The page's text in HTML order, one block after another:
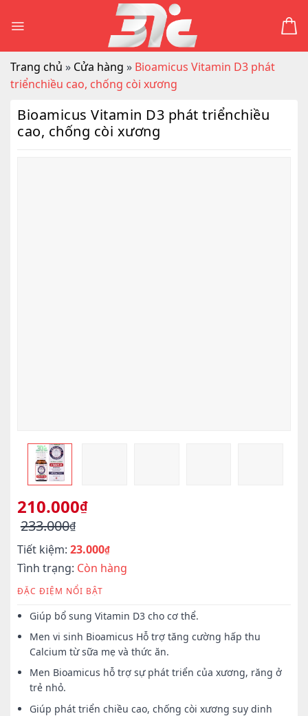
Trang chủ » Cửa hàng » Bioamicus Vitamin D3 phát
triểnchiều cao, chống còi xương
Bioamicus Vitamin D3 phát triểnchiều
cao, chống còi xương
233.000₫
gốc
là:
233.000₫.
210.000₫
hiện
tại
là:
210.000₫.
Tiết kiệm: 23.000₫
Tình trạng: Còn hàng
ĐẶC ĐIỆM NỔI BẬT
Giúp bổ sung Vitamin D3 cho cơ thể.
Men vi sinh Bioamicus Hỗ trợ tăng cường hấp thu
Calcium từ sữa mẹ và thức ăn.
Men Bioamicus hỗ trợ sự phát triển của xương, răng ở
trẻ nhỏ.
Giúp phát triển chiều cao, chống còi xương suy dinh